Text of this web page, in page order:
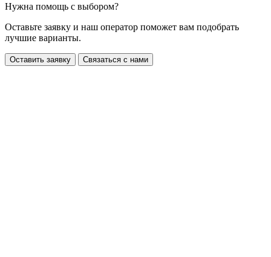
Нужна помощь с выбором?
Оставьте заявку и наш оператор поможет вам подобрать
лучшие варианты.
Оставить заявку Связаться с нами